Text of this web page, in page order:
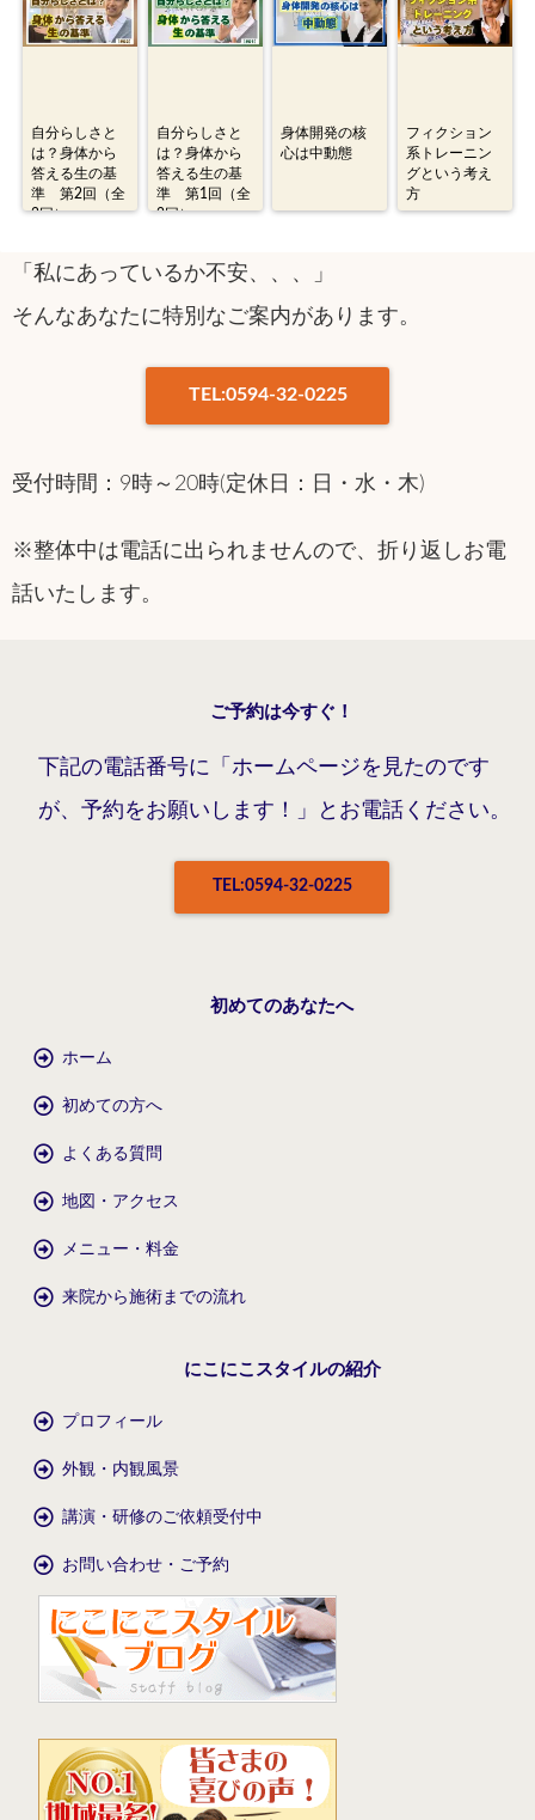
自分らしさと
は？身体から
答える生の基
準 第2回（全
2回）
自分らしさと
は？身体から
答える生の基
準 第1回（全
2回）
身体開発の核
心は中動態
フィクション
系トレーニン
グという考え
方
「私にあっているか不安、、、」
そんなあなたに特別なご案内があります。
TEL:0594-32-0225
受付時間：9時～20時(定休日：日・水・木)
※整体中は電話に出られませんので、折り返しお電
話いたします。
ご予約は今すぐ！
下記の電話番号に「ホームページを見たのです
が、予約をお願いします！」とお電話ください。
TEL:0594-32-0225
初めてのあなたへ
ホーム
初めての方へ
よくある質問
地図・アクセス
メニュー・料金
来院から施術までの流れ
にこにこスタイルの紹介
プロフィール
外観・内観風景
講演・研修のご依頼受付中
お問い合わせ・ご予約